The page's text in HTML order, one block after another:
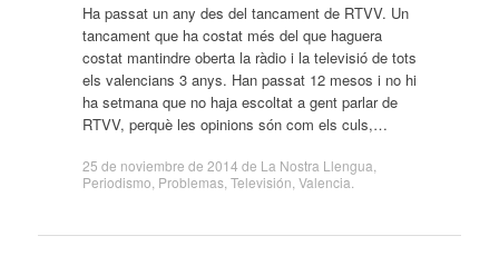
Ha passat un any des del tancament de RTVV. Un
tancament que ha costat més del que haguera
costat mantindre oberta la ràdio i la televisió de tots
els valencians 3 anys. Han passat 12 mesos i no hi
ha setmana que no haja escoltat a gent parlar de
RTVV, perquè les opinions són com els culs,…
25 de noviembre de 2014 de La Nostra Llengua
Periodismo Problemas, Televisión Valencia